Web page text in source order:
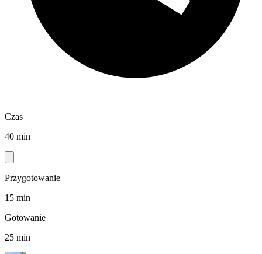
Czas
40 min
Przygotowanie
15 min
Gotowanie
25 min